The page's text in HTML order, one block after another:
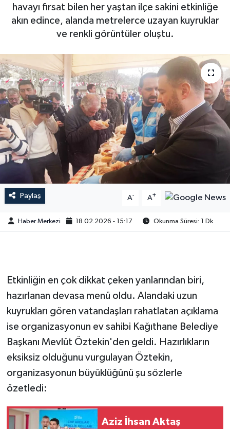
havayı fırsat bilen her yaştan ilçe sakini etkinliğe
akın edince, alanda metrelerce uzayan kuyruklar
ve renkli görüntüler oluştu.
Paylaş A- A+
Haber Merkezi 18.02.2026 - 15:17 Okunma Süresi: 1 Dk
Etkinliğin en çok dikkat çeken yanlarından biri,
hazırlanan devasa menü oldu. Alandaki uzun
kuyrukları gören vatandaşları rahatlatan açıklama
ise organizasyonun ev sahibi Kağıthane Belediye
Başkanı Mevlüt Öztekin'den geldi. Hazırlıkların
eksiksiz olduğunu vurgulayan Öztekin,
organizasyonun büyüklüğünü şu sözlerle
özetledi:
Aziz İhsan Aktaş